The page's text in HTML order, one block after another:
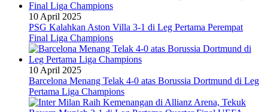
10 April 2025
PSG Kalahkan Aston Villa 3-1 di Leg Pertama Perempat
Final Liga Champions
10 April 2025
Barcelona Menang Telak 4-0 atas Borussia Dortmund di Leg
Pertama Liga Champions